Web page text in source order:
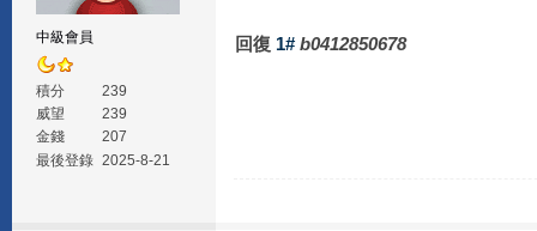
中級會員
積分
239
威望
239
金錢
207
最後登錄 2025-8-21
回復 1# b0412850678